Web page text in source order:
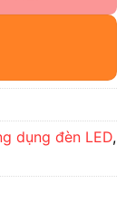
dụng đèn LED,